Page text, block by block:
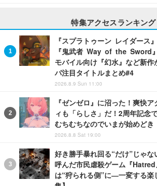
特集アクセスランキング
『スプラトゥーン レイダース
『鬼武者 Way of the Sword
モバイル向け『幻水』など新作
パ注目タイトルまとめ#4
2026.8.9 Sun 11:00
『ゼンゼロ』に沼った！爽快
ィも「らしさ」だ！2周年記念
むちむちなのでいまが始めどき
2026.8.8 Sat 19:00
好き勝手暴れ回る“だけ”じゃな
呼んだ市民虐殺ゲーム『
は“狩られる側”に―一変する楽